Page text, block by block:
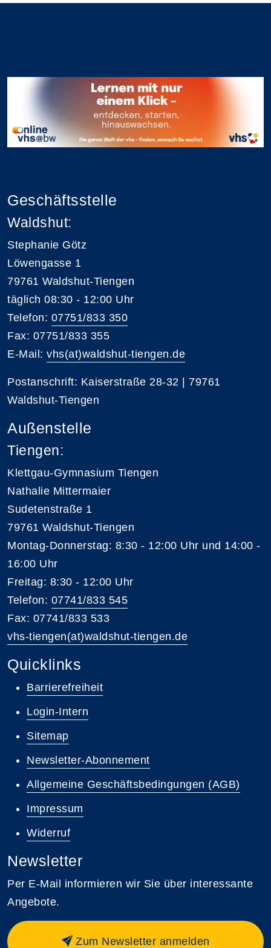
Geschäftsstelle
Waldshut:
Stephanie Götz
Löwengasse 1
79761 Waldshut-Tiengen
täglich 08:30 - 12:00 Uhr
Telefon: 07751/833 350
Fax: 07751/833 355
E-Mail: vhs(at)waldshut-tiengen.de
Postanschrift: Kaiserstraße 28-32 | 79761
Waldshut-Tiengen
Außenstelle
Tiengen:
Klettgau-Gymnasium Tiengen
Nathalie Mittermaier
Sudetenstraße 1
79761 Waldshut-Tiengen
Montag-Donnerstag: 8:30 - 12:00 Uhr und 14:00 -
16:00 Uhr
Freitag: 8:30 - 12:00 Uhr
Telefon: 07741/833 545
Fax: 07741/833 533
vhs-tiengen(at)waldshut-tiengen.de
Quicklinks
Barrierefreiheit
Login-Intern
Sitemap
Newsletter-Abonnement
Allgemeine Geschäftsbedingungen (AGB)
Impressum
Widerruf
Newsletter
Per E-Mail informieren wir Sie über interessante
Angebote.
Zum Newsletter anmelden